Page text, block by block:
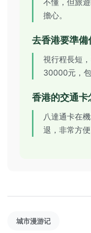
不懂，但旅
擔心。
去香港要準備
視行程長短
30000元，包
香港的交通卡
八達通卡在
退，非常方便
城市漫游记